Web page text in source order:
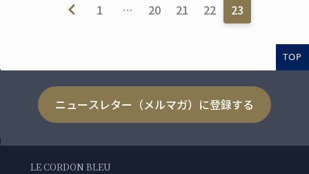
1 … 20 21 22 23
TOP
ニュースレター（メルマガ）に登録する
LE CORDON BLEU